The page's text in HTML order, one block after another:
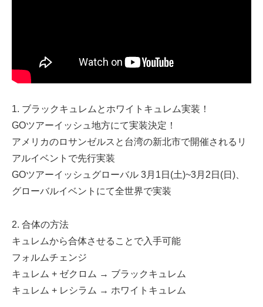
1. ブラックキュレムとホワイトキュレム実装！
GOツアーイッシュ地方にて実装決定！
アメリカのロサンゼルスと台湾の新北市で開催されるリ
アルイベントで先行実装
GOツアーイッシュグローバル 3月1日(土)~3月2日(日)、
グローバルイベントにて全世界で実装
2. 合体の方法
キュレムから合体させることで入手可能
フォルムチェンジ
キュレム + ゼクロム → ブラックキュレム
キュレム + レシラム → ホワイトキュレム